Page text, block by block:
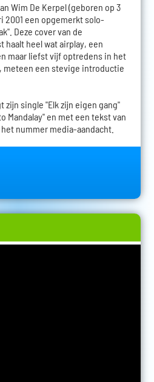
Wim De Kerpel (geboren op 3
2001 een opgemerkt solo-
Deze cover van de
haalt heel wat airplay, een
maar liefst vijf optredens in het
meteen een stevige introductie
zijn single "Elk zijn eigen gang"
Mandalay" en met een tekst van
nummer media-aandacht.